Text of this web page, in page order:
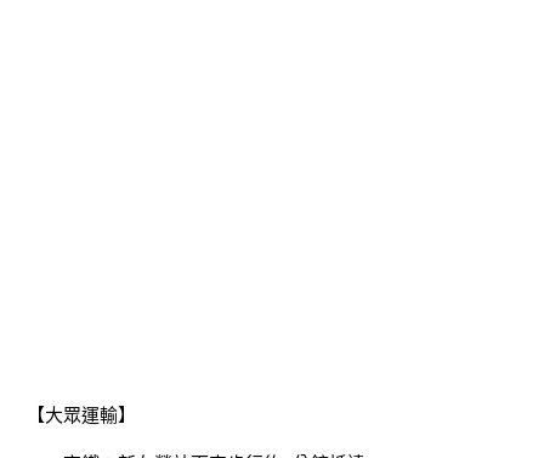
【大眾運輸】